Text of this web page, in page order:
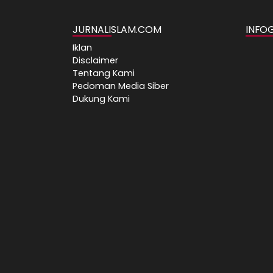
JURNALISLAM.COM
Iklan
Disclaimer
Tentang Kami
Pedoman Media Siber
Dukung Kami